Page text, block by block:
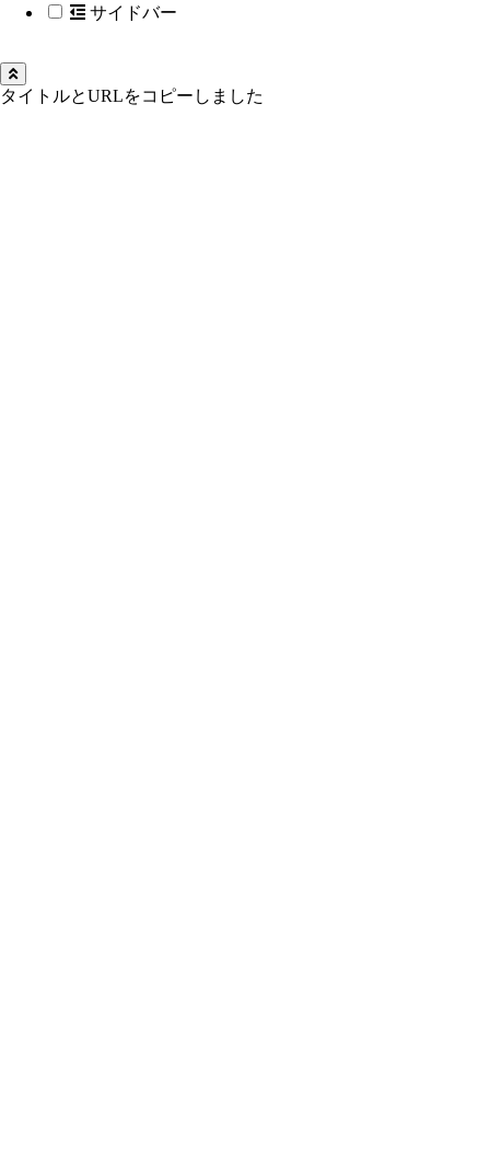
サイドバー
タイトルとURLをコピーしました